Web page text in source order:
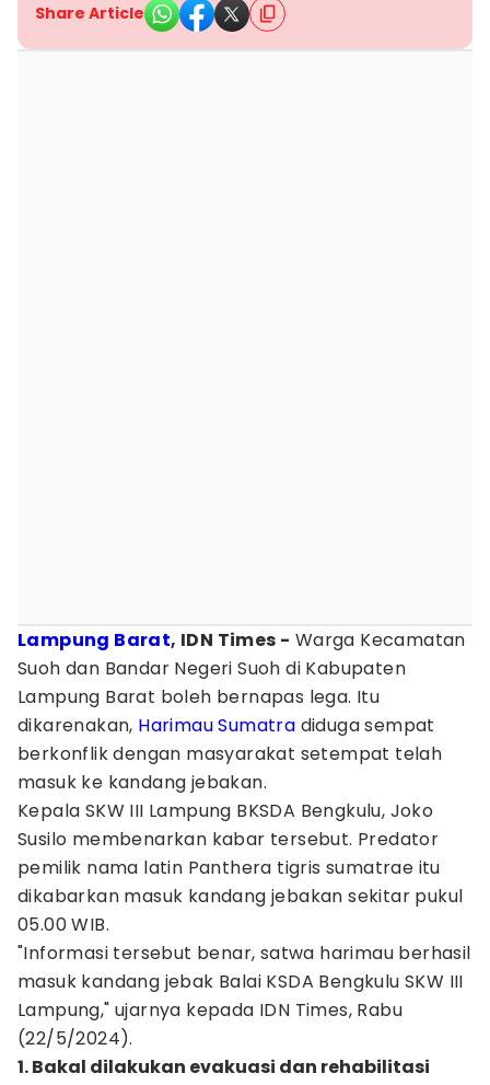
Share Article
Lampung Barat, IDN Times - Warga Kecamatan
Suoh dan Bandar Negeri Suoh di Kabupaten
Lampung Barat boleh bernapas lega. Itu
dikarenakan, Harimau Sumatra diduga sempat
berkonflik dengan masyarakat setempat telah
masuk ke kandang jebakan.
Kepala SKW III Lampung BKSDA Bengkulu, Joko
Susilo membenarkan kabar tersebut. Predator
pemilik nama latin Panthera tigris sumatrae itu
dikabarkan masuk kandang jebakan sekitar pukul
05.00 WIB.
"Informasi tersebut benar, satwa harimau berhasil
masuk kandang jebak Balai KSDA Bengkulu SKW III
Lampung," ujarnya kepada IDN Times, Rabu
(22/5/2024).
1. Bakal dilakukan evakuasi dan rehabilitasi